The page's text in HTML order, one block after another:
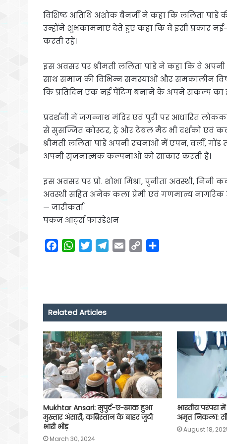
विशिष्ट अतिथि अशोक बैनर्जी ने कहा कि ललिता
उन्होंने शुभकामनाएं देते हुए कहा कि वे इसी प्रकार
करती रहें।
इस अवसर पर श्रीमती ललिता पांडे ने कहा कि वे
साथ समाज की विभिन्न समस्याओं और समकालीन
कि प्रतिदिन एक नई पेंटिंग बनाने के अपने संकल्प का ही
प्रदर्शनी में जगन्नाथ मंदिर एवं पुरी पर आधारित
से सुसज्जित कोस्टर, ट्रे और टेबल मैट भी दर्शकों एवं
श्रीमती ललिता पांडे अपनी रचनाओं में एपन, वर्ली,
अपनी सृजनात्मक कल्पनाओं को साकार करती हैं।
इस अवसर पर प्रो. शोभा मिश्रा, पुनीता अवस्थी, निनी
अवस्थी सहित अनेक कला प्रेमी एवं गणमान्य नागरिक
— जारीकर्ता
पंकज आर्ट्स फाउंडेशन
o
o
k
W
A
p
p
e
r
a
m
n
k
Related Articles
Mukhtar Ansari: सुपुर्द-ए-खाक हुआ
मुख्तार अंसारी, कब्रिस्तान के बाहर जुटी
भारी भीड़
March 30, 2024
भारतीय
अमृत निकला:
August 18,